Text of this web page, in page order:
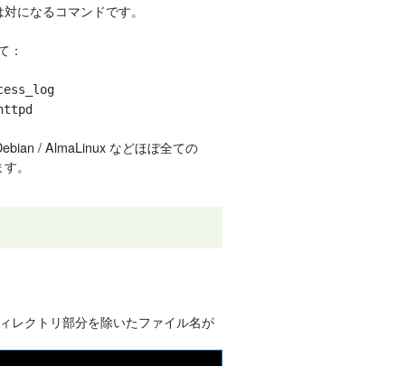
になるコマンドです。
：
/ AlmaLinux などほぼ全ての
。
レクトリ部分を除いたファイル名が